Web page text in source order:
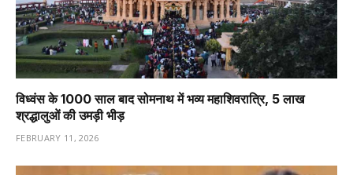
विध्वंस के 1000 साल बाद सोमनाथ में भव्य महाशिवरात्रि, 5 लाख
श्रद्धालुओं की उमड़ी भीड़
FEBRUARY 11, 2026